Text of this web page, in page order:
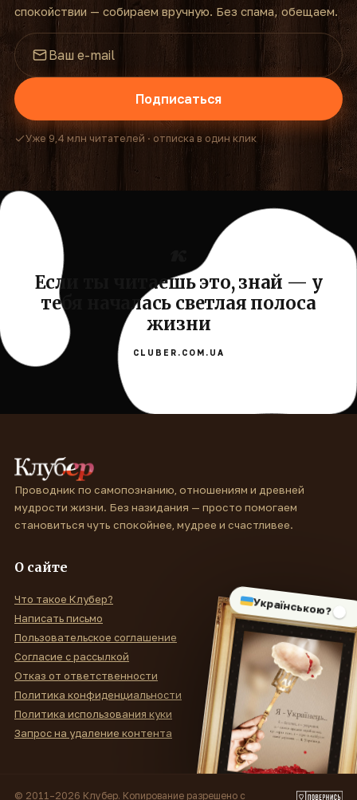
спокойствии — собираем вручную. Без спама, обещаем.
Подписаться
Уже 9,4 млн читателей · отписка в один клик
Если ты читаешь это, знай — у
тебя началась светлая полоса
жизни
CLUBER.COM.UA
Українською?
Проводник по самопознанию, отношениям и древней
мудрости жизни. Без назидания — просто помогаем
становиться чуть спокойнее, мудрее и счастливее.
О сайте
Что такое Клубер?
Написать письмо
Пользовательское соглашение
Согласие с рассылкой
Отказ от ответственности
Политика конфиденциальности
Политика использования куки
Запрос на удаление контента
© 2011–2026 Клубер. Копирование разрешено с